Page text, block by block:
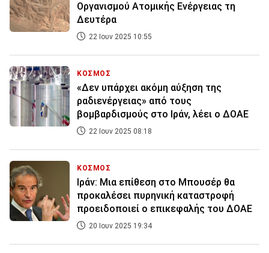
Οργανισμού Ατομικής Ενέργειας τη
Δευτέρα
22 Ιουν 2025 10:55
ΚΟΣΜΟΣ
«Δεν υπάρχει ακόμη αύξηση της
ραδιενέργειας» από τους
βομβαρδισμούς στο Ιράν, λέει ο ΔΟΑΕ
22 Ιουν 2025 08:18
ΚΟΣΜΟΣ
Ιράν: Μια επίθεση στο Μπουσέρ θα
προκαλέσει πυρηνική καταστροφή
προειδοποιεί ο επικεφαλής του ΔΟΑΕ
20 Ιουν 2025 19:34